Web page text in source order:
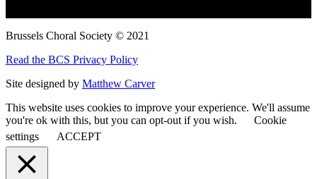
Brussels Choral Society © 2021
Read the BCS Privacy Policy
Site designed by Matthew Carver
This website uses cookies to improve your experience. We'll assume
you're ok with this, but you can opt-out if you wish.
Cookie
settings
ACCEPT